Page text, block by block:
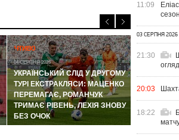
ЧТИВО
04 СЕРПНЯ 2026
УКРАЇНСЬКИЙ СЛІД У ДРУГОМУ
ТУРІ ЕКСТРАКЛЯСИ: МАЦЕНКО
ПЕРЕМАГАЄ, РОМАНЧУК
ТРИМАЄ РІВЕНЬ, ЛЕХІЯ ЗНОВУ
БЕЗ ОЧОК
КОМАНД
11:09
03 СЕРПНЯ 2026
21:30
20:03
18:22